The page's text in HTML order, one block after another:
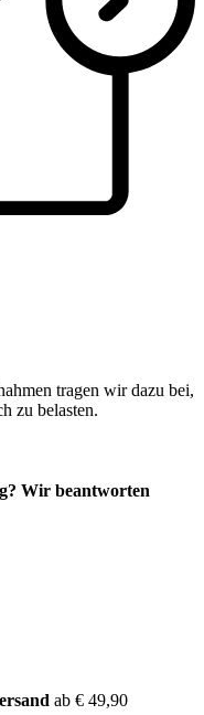
tragen wir dazu bei,
zu belasten.
Wir beantworten
ab € 49,90